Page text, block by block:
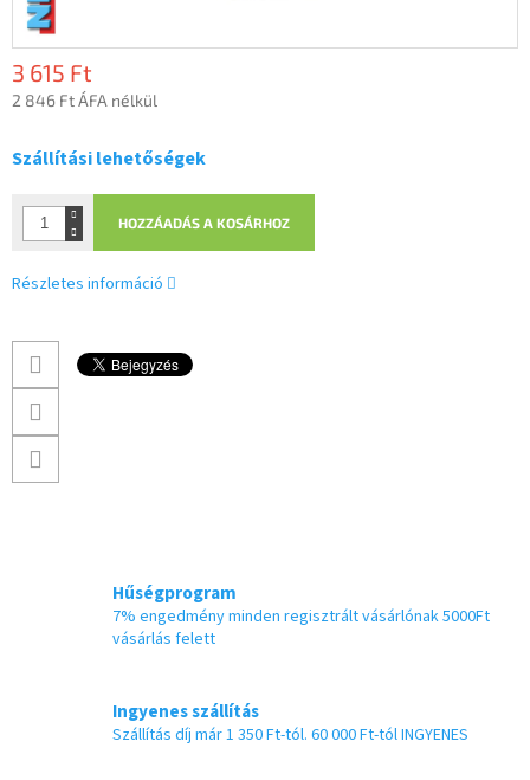
3 615 Ft
2 846 Ft ÁFA nélkül
Szállítási lehetőségek
HOZZÁADÁS A KOSÁRHOZ
Részletes információ
Hűségprogram
7% engedmény minden regisztrált vásárlónak 5000Ft
vásárlás felett
Ingyenes szállítás
Szállítás díj már 1 350 Ft-tól. 60 000 Ft-tól INGYENES